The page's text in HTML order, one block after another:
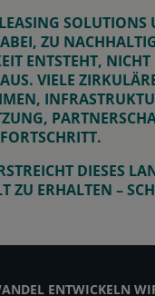
ZU
ENTSTEHT,
VIELE
DIESES
ZU ERHALTEN –
ENTWICKELN